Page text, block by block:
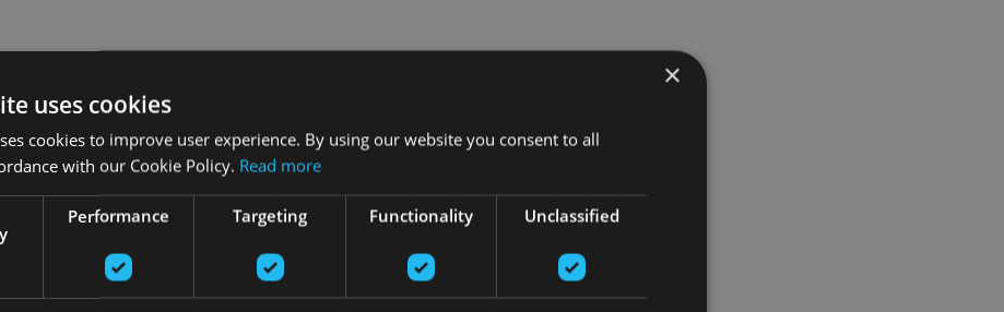
×
uses cookies
cookies to improve user experience. By using our website you consent to all
with our Cookie Policy. Read more
Performance Targeting Functionality Unclassified